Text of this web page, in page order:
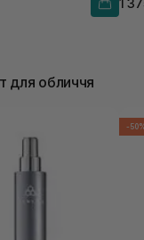
1
для обличчя
-